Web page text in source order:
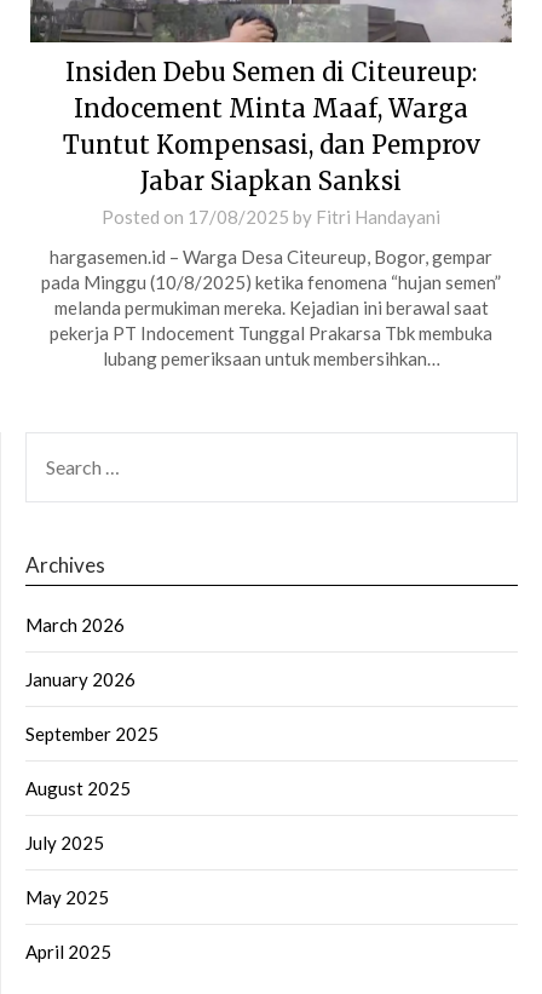
Insiden Debu Semen di Citeureup:
Indocement Minta Maaf, Warga
Tuntut Kompensasi, dan Pemprov
Jabar Siapkan Sanksi
Posted on 17/08/2025 by Fitri Handayani
hargasemen.id – Warga Desa Citeureup, Bogor, gempar
pada Minggu (10/8/2025) ketika fenomena “hujan semen”
melanda permukiman mereka. Kejadian ini berawal saat
pekerja PT Indocement Tunggal Prakarsa Tbk membuka
lubang pemeriksaan untuk membersihkan…
FOR:
Archives
March 2026
January 2026
September 2025
August 2025
July 2025
May 2025
April 2025